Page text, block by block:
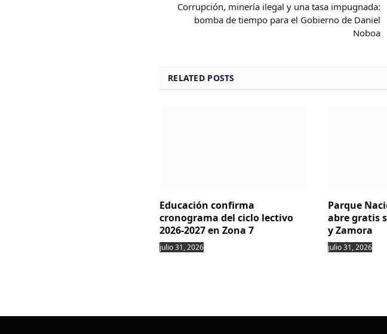
Corrupción, minería ilegal y una tasa impugnada:
bomba de tiempo para el Gobierno de Daniel
Noboa
RELATED POSTS
Educación confirma
cronograma del ciclo lectivo
2026-2027 en Zona 7
julio 31, 2026
Parque
abre gratis
y Zamora
julio 31, 2026